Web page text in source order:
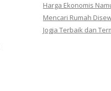
Harga Ekonomis
Mencari Rumah
Jogja Terbaik dan